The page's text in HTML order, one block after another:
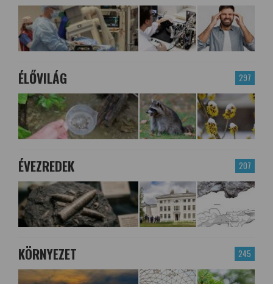
297
ÉLŐVILÁG
207
ÉVEZREDEK
245
KÖRNYEZET